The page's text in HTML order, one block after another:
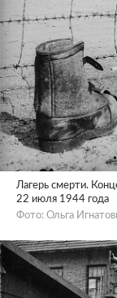
Лагерь смерти.
22 июля 1944 года
Фото: Ольга